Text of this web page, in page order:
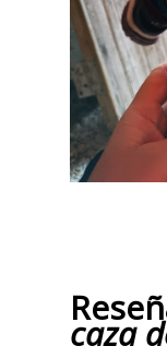
caza